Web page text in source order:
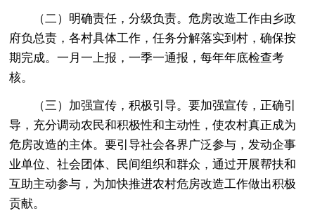
（二）明确责任，分级负责。危房改造工作由乡政
府负总责，各村具体工作，任务分解落实到村，确保按
期完成。一月一上报，一季一通报，每年年底检查考
核。
（三）加强宣传，积极引导。要加强宣传，正确引
导，充分调动农民和积极性和主动性，使农村真正成为
危房改造的主体。要引导社会各界广泛参与，发动企事
业单位、社会团体、民间组织和群众，通过开展帮扶和
互助主动参与，为加快推进农村危房改造工作做出积极
贡献。